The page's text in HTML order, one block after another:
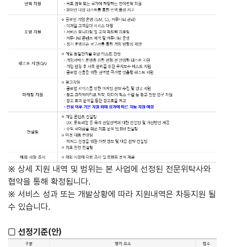
※ 상세 지원 내역 및 범위는 본 사업에 선정된 전문위탁사와
협약을 통해 확정됩니다.
※ 서비스 성과 또는 개발상황에 따라 지원내역은 차등지원 될
수 있습니다.
□ 선정기준(안)